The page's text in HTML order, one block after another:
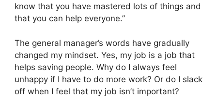
know that you have mastered lots of things and
that you can help everyone.”
The general manager’s words have gradually
changed my mindset. Yes, my job is a job that
helps saving people. Why do I always feel
unhappy if I have to do more work? Or do I slack
off when I feel that my job isn’t important?